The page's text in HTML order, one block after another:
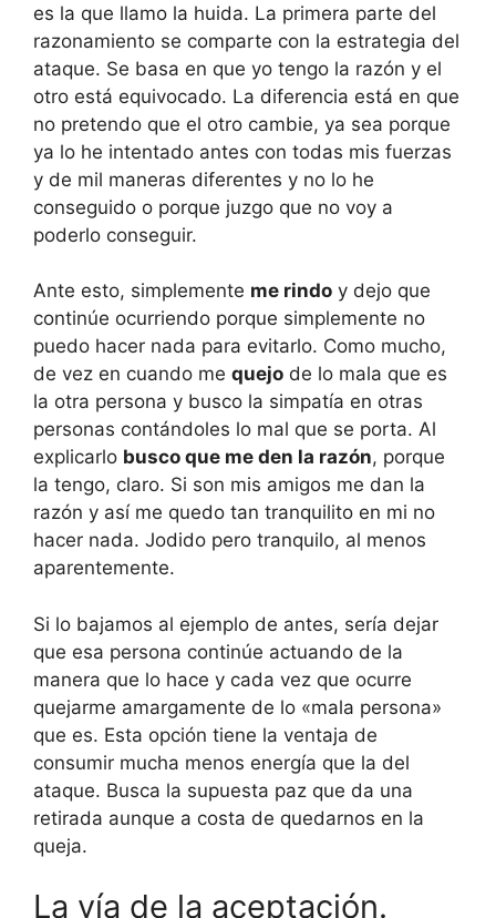
es la que llamo la huida. La primera parte del
razonamiento se comparte con la estrategia del
ataque. Se basa en que yo tengo la razón y el
otro está equivocado. La diferencia está en que
no pretendo que el otro cambie, ya sea porque
ya lo he intentado antes con todas mis fuerzas
y de mil maneras diferentes y no lo he
conseguido o porque juzgo que no voy a
poderlo conseguir.
Ante esto, simplemente me rindo y dejo que
continúe ocurriendo porque simplemente no
puedo hacer nada para evitarlo. Como mucho,
de vez en cuando me quejo de lo mala que es
la otra persona y busco la simpatía en otras
personas contándoles lo mal que se porta. Al
explicarlo busco que me den la razón, porque
la tengo, claro. Si son mis amigos me dan la
razón y así me quedo tan tranquilito en mi no
hacer nada. Jodido pero tranquilo, al menos
aparentemente.
Si lo bajamos al ejemplo de antes, sería dejar
que esa persona continúe actuando de la
manera que lo hace y cada vez que ocurre
quejarme amargamente de lo «mala persona»
que es. Esta opción tiene la ventaja de
consumir mucha menos energía que la del
ataque. Busca la supuesta paz que da una
retirada aunque a costa de quedarnos en la
queja.
La vía de la aceptación.